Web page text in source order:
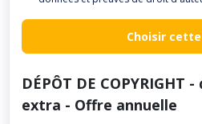
Choisir
DÉPÔT DE COPYRIGHT
extra - Offre annuelle